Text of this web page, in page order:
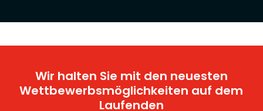
Wir halten Sie mit den neuesten
Wettbewerbsmöglichkeiten auf dem
Laufenden